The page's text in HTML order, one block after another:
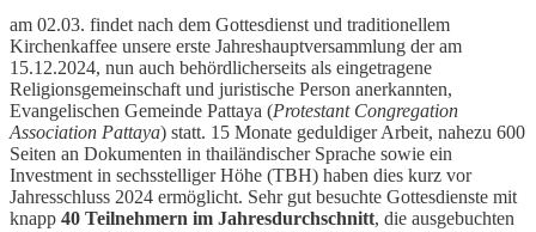
am 02.03. findet nach dem Gottesdienst und traditionellem
Kirchenkaffee unsere erste Jahreshauptversammlung der am
15.12.2024, nun auch behördlicherseits als eingetragene
Religionsgemeinschaft und juristische Person anerkannten,
Evangelischen Gemeinde Pattaya (Protestant Congregation
Association Pattaya) statt. 15 Monate geduldiger Arbeit, nahezu 600
Seiten an Dokumenten in thailändischer Sprache sowie ein
Investment in sechsstelliger Höhe (TBH) haben dies kurz vor
Jahresschluss 2024 ermöglicht. Sehr gut besuchte Gottesdienste mit
knapp 40 Teilnehmern im Jahresdurchschnitt, die ausgebuchten